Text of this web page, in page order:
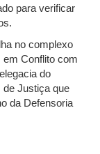
para verificar
no complexo
em Conflito com
do
de Justiça que
da Defensoria